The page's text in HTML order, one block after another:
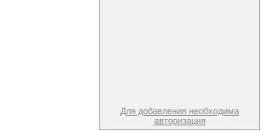
Для добавления необходима
авторизация